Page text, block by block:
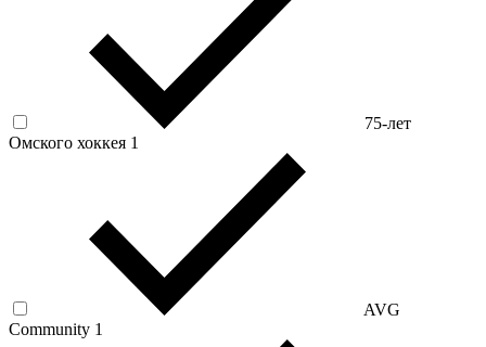
75-лет
Омского хоккея 1
AVG
Community 1